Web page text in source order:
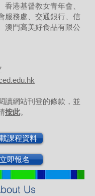
香港基督教女青年會、
服務處、交通銀行、信
澳門高美好食品有限公
讀網站刊登的條款，並
按此。
課程資料
立即報名
Us